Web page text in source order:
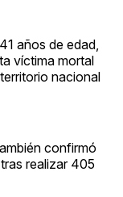
años de edad,
víctima mortal
nacional
confirmó
realizar 405